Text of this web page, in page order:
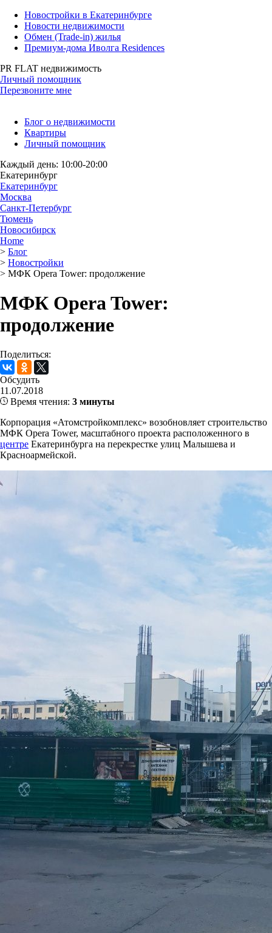
Новостройки в Екатеринбурге
Новости недвижимости
Обмен (Trade-in) жилья
Премиум-дома Иволга Residences
PR FLAT недвижимость
Личный помощник
Перезвоните мне
Блог о недвижимости
Квартиры
Личный помощник
Каждый день: 10:00-20:00
Екатеринбург
Екатеринбург
Москва
Санкт-Петербург
Тюмень
Новосибирск
Home
> Блог
> Новостройки
> МФК Opera Tower: продолжение
МФК Opera Tower:
продолжение
Поделиться:
Обсудить
11.07.2018
Время чтения: 3 минуты
Корпорация «Атомстройкомплекс» возобновляет строительство
МФК Opera Tower, масштабного проекта расположенного в
центре Екатеринбурга на перекрестке улиц Малышева и
Красноармейской.